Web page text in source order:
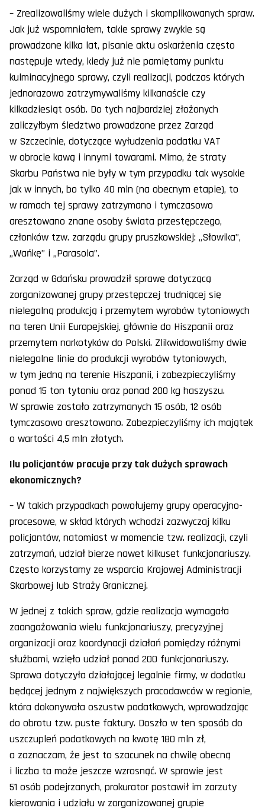
– Zrealizowaliśmy wiele dużych i skomplikowanych spraw.
Jak już wspomniałem, takie sprawy zwykle są
prowadzone kilka lat, pisanie aktu oskarżenia często
następuje wtedy, kiedy już nie pamiętamy punktu
kulminacyjnego sprawy, czyli realizacji, podczas których
jednorazowo zatrzymywaliśmy kilkanaście czy
kilkadziesiąt osób. Do tych najbardziej złożonych
zaliczyłbym śledztwo prowadzone przez Zarząd
w Szczecinie, dotyczące wyłudzenia podatku VAT
w obrocie kawą i innymi towarami. Mimo, że straty
Skarbu Państwa nie były w tym przypadku tak wysokie
jak w innych, bo tylko 40 mln (na obecnym etapie), to
w ramach tej sprawy zatrzymano i tymczasowo
aresztowano znane osoby świata przestępczego,
członków tzw. zarządu grupy pruszkowskiej: „Słowika”,
„Wańkę” i „Parasola”.
Zarząd w Gdańsku prowadził sprawę dotyczącą
zorganizowanej grupy przestępczej trudniącej się
nielegalną produkcją i przemytem wyrobów tytoniowych
na teren Unii Europejskiej, głównie do Hiszpanii oraz
przemytem narkotyków do Polski. Zlikwidowaliśmy dwie
nielegalne linie do produkcji wyrobów tytoniowych,
w tym jedną na terenie Hiszpanii, i zabezpieczyliśmy
ponad 15 ton tytoniu oraz ponad 200 kg haszyszu.
W sprawie zostało zatrzymanych 15 osób, 12 osób
tymczasowo aresztowano. Zabezpieczyliśmy ich majątek
o wartości 4,5 mln złotych.
Ilu policjantów pracuje przy tak dużych sprawach
ekonomicznych?
– W takich przypadkach powołujemy grupy operacyjno-
procesowe, w skład których wchodzi zazwyczaj kilku
policjantów, natomiast w momencie tzw. realizacji, czyli
zatrzymań, udział bierze nawet kilkuset funkcjonariuszy.
Często korzystamy ze wsparcia Krajowej Administracji
Skarbowej lub Straży Granicznej.
W jednej z takich spraw, gdzie realizacja wymagała
zaangażowania wielu funkcjonariuszy, precyzyjnej
organizacji oraz koordynacji działań pomiędzy różnymi
służbami, wzięło udział ponad 200 funkcjonariuszy.
Sprawa dotyczyła działającej legalnie firmy, w dodatku
będącej jednym z największych pracodawców w regionie,
która dokonywała oszustw podatkowych, wprowadzając
do obrotu tzw. puste faktury. Doszło w ten sposób do
uszczupleń podatkowych na kwotę 180 mln zł,
a zaznaczam, że jest to szacunek na chwilę obecną
i liczba ta może jeszcze wzrosnąć. W sprawie jest
51 osób podejrzanych, prokurator postawił im zarzuty
kierowania i udziału w zorganizowanej grupie